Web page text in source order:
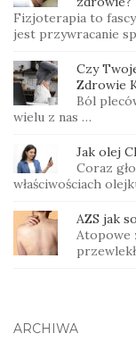
Fizjoterapia to
jest przywracanie
Czy
Zdrowie
Ból
wielu z nas …
Jak olej
Coraz
właściwościach
AZS jak
Atopowe
ARCHIWA